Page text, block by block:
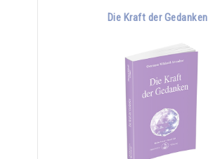
Die Kraft der Gedanken